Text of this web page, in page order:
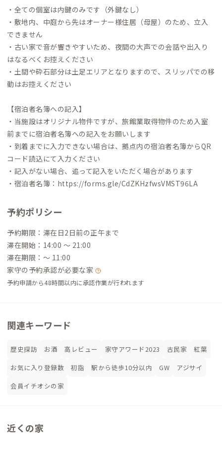
・全ての個室は内鍵のみです（外鍵なし）
・敷地内、中庭から先はオーナー様住居（母屋）のため、立入
できません
・古い家で音が響きやすいため、夜間の大声での会話や出入り
はなるべくお控えください
・土間や砕石部分は土足エリアとなりますので、スリッパでの移
動はお控えください
【宿泊者名簿への記入】
・当施設はオリジナル物件ですが、旅館業取得物件のため入室
前までに宿泊者名簿への記入をお願いします
・到着までに入力できない場合は、拠点内の宿泊者名簿からQR
コード読込にて入力ください
・記入がない場合、追って記入をいただく場合があります
・宿泊者名簿： https://forms.gle/CdZKHzfwsVMST96LA
予約ポリシー
予約期限：滞在日2日前の正午まで
滞在開始：14:00 〜 21:00
滞在期限：〜 11:00
家守の予約承認が必要な家
予約申請から48時間以内に承認作業が行われます
関連キーワード
歴史探訪 お酒 高レビュー 家守アワード2023 古民家
紅葉
お気に入り登録数
初詣 駅から徒歩10分以内 GW
アジサイ
会員イチオシの家
近くの家